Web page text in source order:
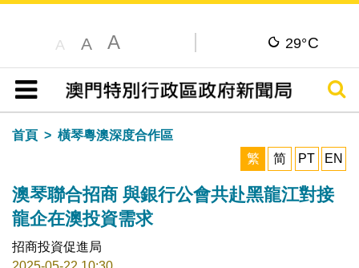
A A A 29°C
目錄
搜尋
首頁
橫琴粵澳深度合作區
繁
简 PT EN
澳琴聯合招商 與銀行公會共赴黑龍江對接
龍企在澳投資需求
招商投資促進局